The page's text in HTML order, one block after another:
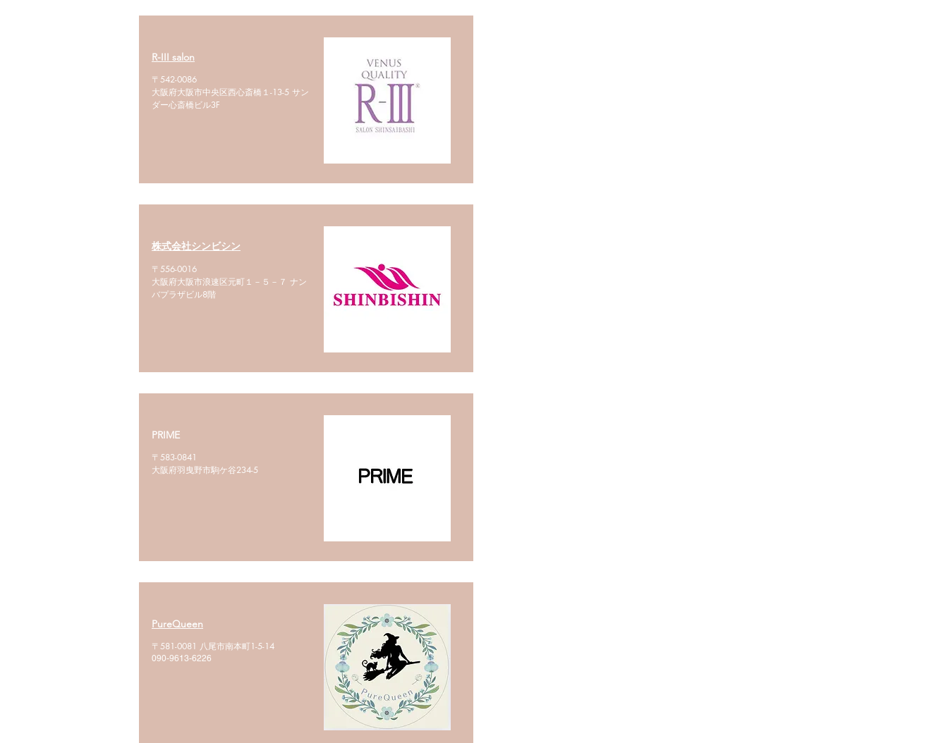
R-III salon
〒542-0086
大阪府大阪市中央区西心斎橋１-13-5 サン
ダー心斎橋ビル3F
株式会社シンビシン
〒556-0016
大阪府大阪市浪速区元町１－５－７ ナン
バプラザビル8階
PRIME
〒583-0841
大阪府羽曳野市駒ケ谷234-5
PureQueen
〒581-0081 八尾市南本町1-5-14
090-9613-6226